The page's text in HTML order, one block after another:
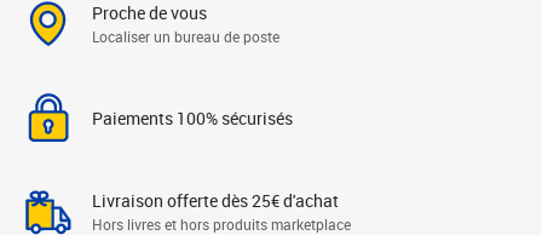
Proche de vous
Localiser un bureau de poste
Paiements 100% sécurisés
Livraison offerte dès 25€ d'achat
Hors livres et hors produits marketplace